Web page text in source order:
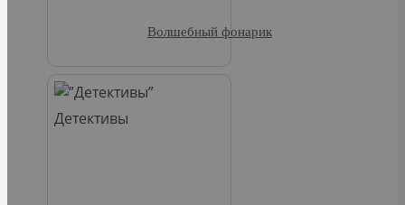
Детективы
Волшебный фонарик